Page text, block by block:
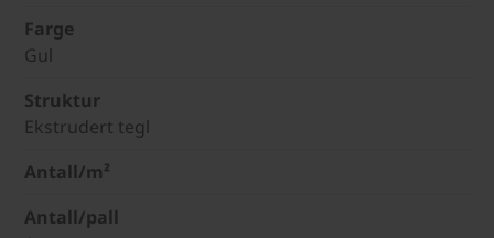
Farge
Gul
Struktur
Ekstrudert tegl
Antall/m²
Antall/pall